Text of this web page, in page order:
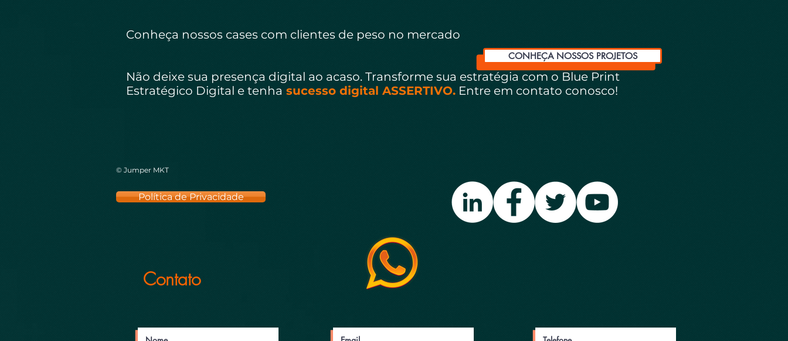
Conheça nossos cases com clientes de peso no mercado
Não deixe sua presença digital ao acaso. Transforme sua estratégia com o Blue Print
Estratégico Digital e tenha sucesso digital ASSERTIVO. Entre em contato conosco!
CONHEÇA NOSSOS PROJETOS
© Jumper MKT
Política de Privacidade
Contato